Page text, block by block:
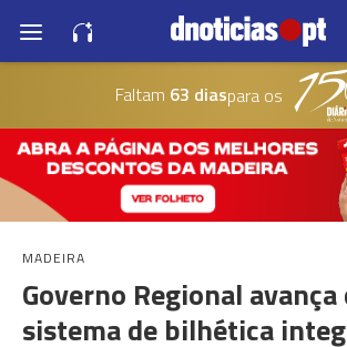
Faltam 63 diaspara os
MADEIRA
Governo Regional avança
sistema de bilhética